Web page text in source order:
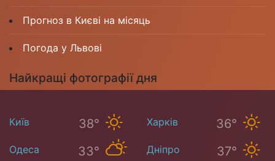
Прогноз в Києві на місяць
Погода у Львові
Найкращі фотографії дня
Київ 38° Харків 36°
Одеса 33° Дніпро 37°